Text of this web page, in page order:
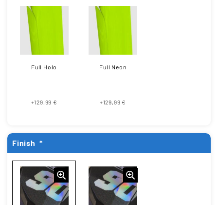
Full Holo
+129,99 €
Full Neon
+129,99 €
Finish *